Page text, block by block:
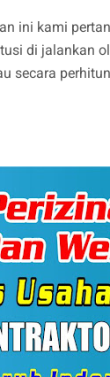
ini kami
di jalankan
secara